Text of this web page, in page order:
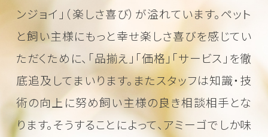
ンジョイ」（楽しさ喜び）が溢れています。ペット
と飼い主様にもっと幸せ楽しさ喜びを感じてい
ただくために、 「品揃え」「価格」「サービス」を徹
底追及してまいります。またスタッフは知識・技
術の向上に努め飼い主様の良き相談相手とな
ります。そうすることによって、アミーゴでしか味